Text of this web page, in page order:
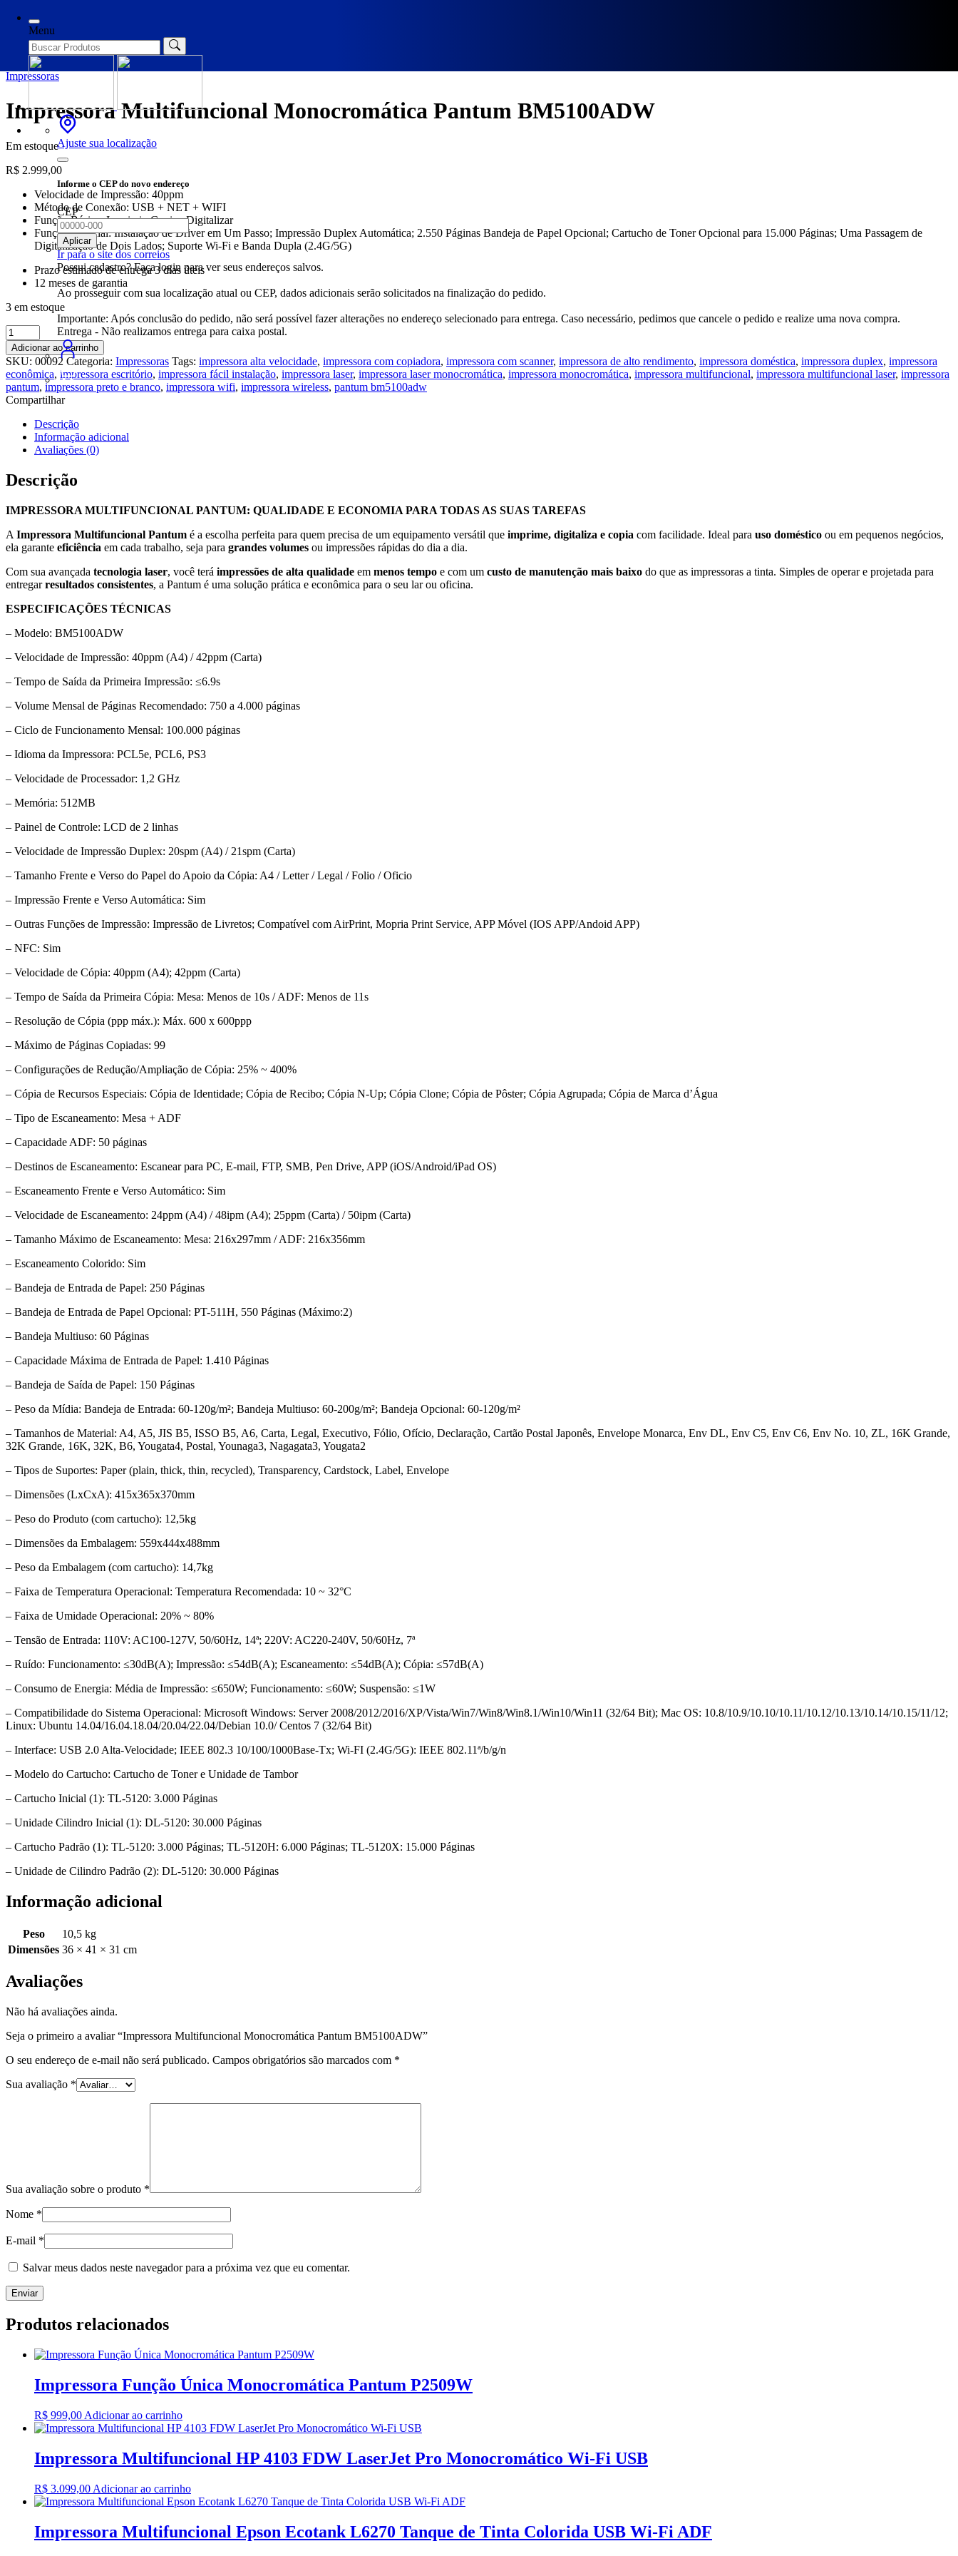
Menu
Ajuste sua localização
Informe o CEP do novo endereço
CEP
Aplicar
Ir para o site dos correios
Possui cadastro? Faça login para ver seus endereços salvos.
Ao prosseguir com sua localização atual ou CEP, dados adicionais serão solicitados na finalização do pedido.
Importante: Após conclusão do pedido, não será possível fazer alterações no endereço selecionado para entrega. Caso necessário, pedimos que cancele o pedido e realize uma nova compra.
Entrega - Não realizamos entrega para caixa postal.
Impressoras
Impressora Multifuncional Monocromática Pantum BM5100ADW
Em estoque
R$ 2.999,00
Velocidade de Impressão: 40ppm
Método de Conexão: USB + NET + WIFI
Função Básica: Imprimir, Copiar, Digitalizar
Função Especial: Instalação de Driver em Um Passo; Impressão Duplex Automática; 2.550 Páginas Bandeja de Papel Opcional; Cartucho de Toner Opcional para 15.000 Páginas; Uma Passagem de
Digitalização de Dois Lados; Suporte Wi-Fi e Banda Dupla (2.4G/5G)
Prazo estimado de entrega 3 dias úteis
12 meses de garantia
3 em estoque
Impressora
Multifuncional
Monocromática
Pantum
BM5100ADW
quantidade
Adicionar ao carrinho
SKU: 00092 Categoria: Impressoras Tags: impressora alta velocidade, impressora com copiadora, impressora com scanner, impressora de alto rendimento, impressora doméstica, impressora duplex, impressora
econômica, impressora escritório, impressora fácil instalação, impressora laser, impressora laser monocromática, impressora monocromática, impressora multifuncional, impressora multifuncional laser, impressora
pantum, impressora preto e branco, impressora wifi, impressora wireless, pantum bm5100adw
Compartilhar
Descrição
Informação adicional
Avaliações (0)
Descrição
IMPRESSORA MULTIFUNCIONAL PANTUM: QUALIDADE E ECONOMIA PARA TODAS AS SUAS TAREFAS
A Impressora Multifuncional Pantum é a escolha perfeita para quem precisa de um equipamento versátil que imprime, digitaliza e copia com facilidade. Ideal para uso doméstico ou em pequenos negócios,
ela garante eficiência em cada trabalho, seja para grandes volumes ou impressões rápidas do dia a dia.
Com sua avançada tecnologia laser, você terá impressões de alta qualidade em menos tempo e com um custo de manutenção mais baixo do que as impressoras a tinta. Simples de operar e projetada para
entregarresultados consistentes, a Pantum é uma solução prática e econômica para o seu lar ou oficina.
ESPECIFICAÇÕES TÉCNICAS
– Modelo: BM5100ADW
– Velocidade de Impressão: 40ppm (A4) / 42ppm (Carta)
– Tempo de Saída da Primeira Impressão: ≤6.9s
– Volume Mensal de Páginas Recomendado: 750 a 4.000 páginas
– Ciclo de Funcionamento Mensal: 100.000 páginas
– Idioma da Impressora: PCL5e, PCL6, PS3
– Velocidade de Processador: 1,2 GHz
– Memória: 512MB
– Painel de Controle: LCD de 2 linhas
– Velocidade de Impressão Duplex: 20spm (A4) / 21spm (Carta)
– Tamanho Frente e Verso do Papel do Apoio da Cópia: A4 / Letter / Legal / Folio / Oficio
– Impressão Frente e Verso Automática: Sim
– Outras Funções de Impressão: Impressão de Livretos; Compatível com AirPrint, Mopria Print Service, APP Móvel (IOS APP/Andoid APP)
– NFC: Sim
– Velocidade de Cópia: 40ppm (A4); 42ppm (Carta)
– Tempo de Saída da Primeira Cópia: Mesa: Menos de 10s / ADF: Menos de 11s
– Resolução de Cópia (ppp máx.): Máx. 600 x 600ppp
– Máximo de Páginas Copiadas: 99
– Configurações de Redução/Ampliação de Cópia: 25% ~ 400%
– Cópia de Recursos Especiais: Cópia de Identidade; Cópia de Recibo; Cópia N-Up; Cópia Clone; Cópia de Pôster; Cópia Agrupada; Cópia de Marca d’Água
– Tipo de Escaneamento: Mesa + ADF
– Capacidade ADF: 50 páginas
– Destinos de Escaneamento: Escanear para PC, E-mail, FTP, SMB, Pen Drive, APP (iOS/Android/iPad OS)
– Escaneamento Frente e Verso Automático: Sim
– Velocidade de Escaneamento: 24ppm (A4) / 48ipm (A4); 25ppm (Carta) / 50ipm (Carta)
– Tamanho Máximo de Escaneamento: Mesa: 216x297mm / ADF: 216x356mm
– Escaneamento Colorido: Sim
– Bandeja de Entrada de Papel: 250 Páginas
– Bandeja de Entrada de Papel Opcional: PT-511H, 550 Páginas (Máximo:2)
– Bandeja Multiuso: 60 Páginas
– Capacidade Máxima de Entrada de Papel: 1.410 Páginas
– Bandeja de Saída de Papel: 150 Páginas
– Peso da Mídia: Bandeja de Entrada: 60-120g/m²; Bandeja Multiuso: 60-200g/m²; Bandeja Opcional: 60-120g/m²
– Tamanhos de Material: A4, A5, JIS B5, ISSO B5, A6, Carta, Legal, Executivo, Fólio, Ofício, Declaração, Cartão Postal Japonês, Envelope Monarca, Env DL, Env C5, Env C6, Env No. 10, ZL, 16K Grande,
32K Grande, 16K, 32K, B6, Yougata4, Postal, Younaga3, Nagagata3, Yougata2
– Tipos de Suportes: Paper (plain, thick, thin, recycled), Transparency, Cardstock, Label, Envelope
– Dimensões (LxCxA): 415x365x370mm
– Peso do Produto (com cartucho): 12,5kg
– Dimensões da Embalagem: 559x444x488mm
– Peso da Embalagem (com cartucho): 14,7kg
– Faixa de Temperatura Operacional: Temperatura Recomendada: 10 ~ 32°C
– Faixa de Umidade Operacional: 20% ~ 80%
– Tensão de Entrada: 110V: AC100-127V, 50/60Hz, 14ª; 220V: AC220-240V, 50/60Hz, 7ª
– Ruído: Funcionamento: ≤30dB(A); Impressão: ≤54dB(A); Escaneamento: ≤54dB(A); Cópia: ≤57dB(A)
– Consumo de Energia: Média de Impressão: ≤650W; Funcionamento: ≤60W; Suspensão: ≤1W
– Compatibilidade do Sistema Operacional: Microsoft Windows: Server 2008/2012/2016/XP/Vista/Win7/Win8/Win8.1/Win10/Win11 (32/64 Bit); Mac OS: 10.8/10.9/10.10/10.11/10.12/10.13/10.14/10.15/11/12;
Linux: Ubuntu 14.04/16.04.18.04/20.04/22.04/Debian 10.0/ Centos 7 (32/64 Bit)
– Interface: USB 2.0 Alta-Velocidade; IEEE 802.3 10/100/1000Base-Tx; Wi-FI (2.4G/5G): IEEE 802.11ª/b/g/n
– Modelo do Cartucho: Cartucho de Toner e Unidade de Tambor
– Cartucho Inicial (1): TL-5120: 3.000 Páginas
– Unidade Cilindro Inicial (1): DL-5120: 30.000 Páginas
– Cartucho Padrão (1): TL-5120: 3.000 Páginas; TL-5120H: 6.000 Páginas; TL-5120X: 15.000 Páginas
– Unidade de Cilindro Padrão (2): DL-5120: 30.000 Páginas
Informação adicional
Peso
10,5 kg
Dimensões 36 × 41 × 31 cm
Avaliações
Não há avaliações ainda.
Seja o primeiro a avaliar “Impressora Multifuncional Monocromática Pantum BM5100ADW”
O seu endereço de e-mail não será publicado. Campos obrigatórios são marcados com *
Sua avaliação *
Sua avaliação sobre o produto *
Nome *
E-mail *
Salvar meus dados neste navegador para a próxima vez que eu comentar.
Produtos relacionados
Impressora Função Única Monocromática Pantum P2509W
R$ 999,00 Adicionar ao carrinho
Impressora Multifuncional HP 4103 FDW LaserJet Pro Monocromático Wi-Fi USB
R$ 3.099,00 Adicionar ao carrinho
Impressora Multifuncional Epson Ecotank L6270 Tanque de Tinta Colorida USB Wi-Fi ADF